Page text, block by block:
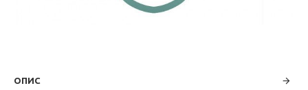
ОПИС